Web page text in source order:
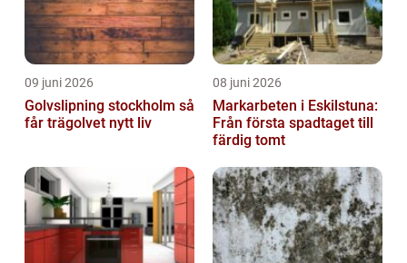
09 juni 2026
Golvslipning stockholm så
får trägolvet nytt liv
08 juni 2026
Markarbeten i Eskilstuna:
Från första spadtaget till
färdig tomt